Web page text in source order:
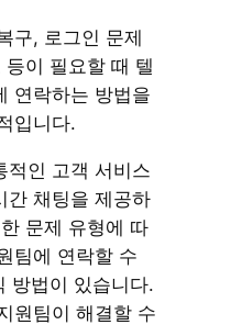
구, 로그인 문제
이 필요할 때 텔
연락하는 방법을
입니다.
적인 고객 서비스
간 채팅을 제공하
문제 유형에 따
팀에 연락할 수
방법이 있습니다.
원팀이 해결할 수